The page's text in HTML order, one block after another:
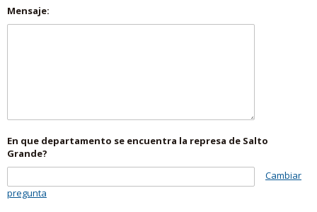
Mensaje:
En que departamento se encuentra la represa de Salto
Grande?
Cambiar
pregunta